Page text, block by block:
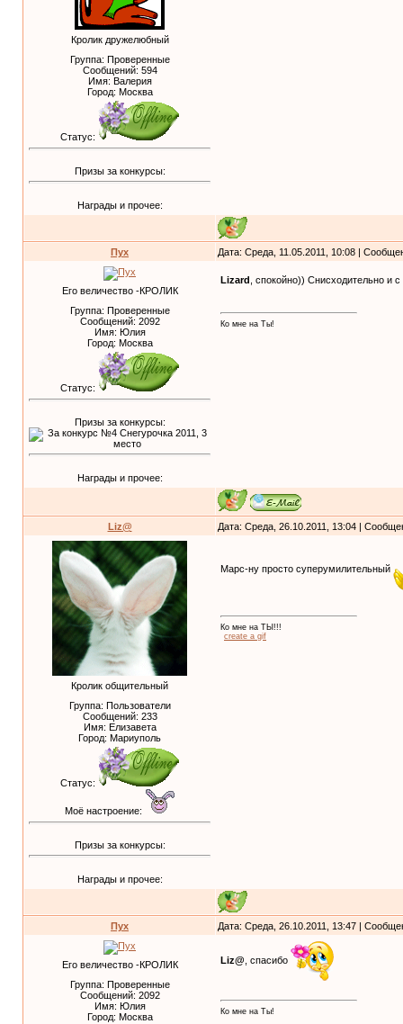
Кролик дружелюбный
Группа: Проверенные
Сообщений: 594
Имя: Валерия
Город: Москва
Статус:
Призы за конкурсы:
Награды и прочее:
Пух Дата: Среда, 11.05.2011, 10:08 |
Его величество -КРОЛИК
Группа: Проверенные
Сообщений: 2092
Имя: Юлия
Город: Москва
Статус:
Призы за конкурсы:
Награды и прочее:
Lizard , спокойно)) Снисходительно и
Ко мне на Ты!
Liz@ Дата: Среда, 26.10.2011, 13:04 |
Кролик общительный
Группа: Пользователи
Сообщений: 233
Имя: Елизавета
Город: Мариуполь
Статус:
Моё настроение:
Призы за конкурсы:
Награды и прочее:
Марс-ну просто суперумилительный
Ко мне на ТЫ!!!
create a gif
Пух Дата: Среда, 26.10.2011, 13:47 |
Его величество -КРОЛИК
Группа: Проверенные
Сообщений: 2092
Имя: Юлия
Город: Москва
Liz@ , спасибо
Ко мне на Ты!